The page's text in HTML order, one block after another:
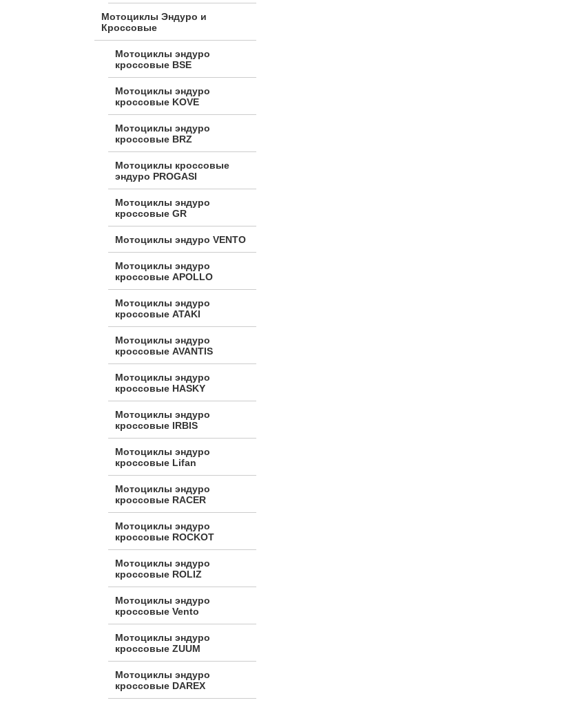
Мотоциклы Эндуро и
Кроссовые
Мотоциклы эндуро
кроссовые BSE
Мотоциклы эндуро
кроссовые KOVE
Мотоциклы эндуро
кроссовые BRZ
Мотоциклы кроссовые
эндуро PROGASI
Мотоциклы эндуро
кроссовые GR
Мотоциклы эндуро VENTO
Мотоциклы эндуро
кроссовые APOLLO
Мотоциклы эндуро
кроссовые ATAKI
Мотоциклы эндуро
кроссовые AVANTIS
Мотоциклы эндуро
кроссовые HASKY
Мотоциклы эндуро
кроссовые IRBIS
Мотоциклы эндуро
кроссовые Lifan
Мотоциклы эндуро
кроссовые RACER
Мотоциклы эндуро
кроссовые ROCKOT
Мотоциклы эндуро
кроссовые ROLIZ
Мотоциклы эндуро
кроссовые Vento
Мотоциклы эндуро
кроссовые ZUUM
Мотоциклы эндуро
кроссовые DAREX